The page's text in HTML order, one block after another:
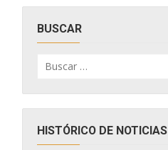
BUSCAR
por:
HISTÓRICO DE NOTICIAS